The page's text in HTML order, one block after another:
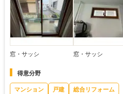
窓・サッシ 窓・サッシ
得意分野
マンション 戸建 総合リフォーム